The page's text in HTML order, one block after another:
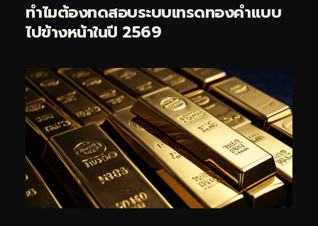
ทำไมต้องทดสอบระบบเทรดทองคำแบบ
ไปข้างหน้าในปี 2569